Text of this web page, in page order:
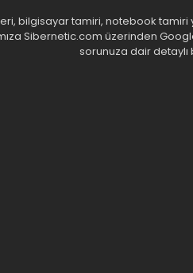
bilgisayar tamiri, notebook tamiri
Sibernetic.com üzerinden
sorunuza dair detaylı